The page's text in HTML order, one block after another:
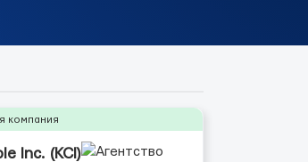
компания
Inc. (KCI)